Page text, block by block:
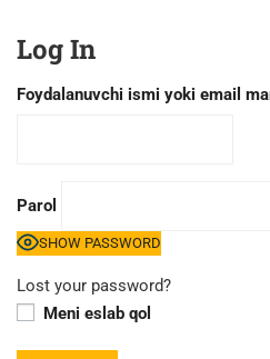
Log In
Foydalanuvchi ismi yoki email
Parol
SHOW PASSWORD
Lost your password?
Meni eslab qol